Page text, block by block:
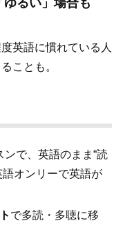
英語に慣れている人
ことも。
ンで、英語のまま“読
オンリーで英語が
で多読・多聴に移